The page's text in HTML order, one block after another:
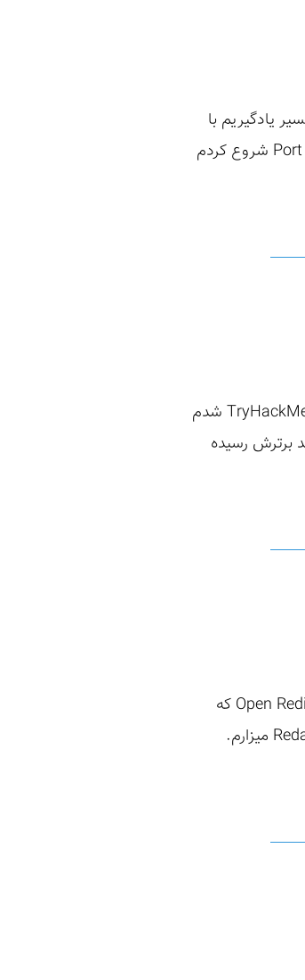
یادگیریم با
رودمپی بود که یاشار توی کانال یوتوبش گذاشته بود. از منابع و سایت‌های تمرینی مثل Hack the box و Port swigger شروع کردم
سلام. من ۲۵ سالمه، معلم علومم و بیشتر وقتمو برای مدرسه و بچه هام میذارم. دوسال پیش اتفاقی وارد سایت TryHackMe شدم
موقع) و بعد چند ماه یهو دیدم شدم رنک یک ماهانه اون سایت و در آخر به ۳ درصد برترش رسیده
سلام من میلاد هستم، این اولین رایتاپم توی این وبلاگ هست و امروز میخوام درباره دو آسیب‌پذیری XSS و Open Redirect که
روی یکی از سامانه‌های بانکی پیدا کردم براتون بنویسم. به خاطر مسائل محرمانگی و امنیتی من اسم بانک رو Redacted میزارم.